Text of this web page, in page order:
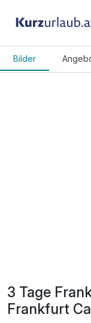
Bilder
3 Tage
Frankfurt